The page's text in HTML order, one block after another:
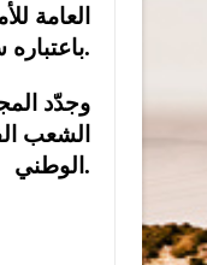
العامة
باعتباره سبيلًا وحيدًا لتحقيق السلام العادل والشامل الذي يضمن الأمن والاستقرار في المنطقة.
وجدّد
الشعب
الوطني.